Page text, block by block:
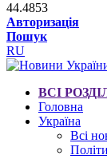
44.4853
Авторизація
Пошук
RU
ВСІ
Головна
Україна
Всі